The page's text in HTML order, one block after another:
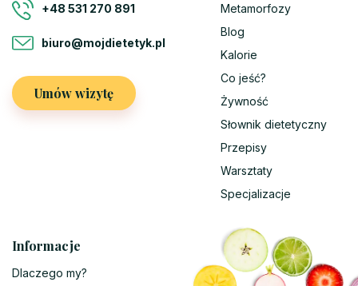
+48 531 270 891
biuro@mojdietetyk.pl
Umów wizytę
Metamorfozy
Blog
Kalorie
Co jeść?
Żywność
Słownik dietetyczny
Przepisy
Warsztaty
Specjalizacje
Informacje
Dlaczego my?